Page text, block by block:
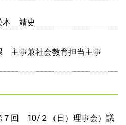
靖史
主事兼社会教育担当主事
回 10/２（日）理事会）議